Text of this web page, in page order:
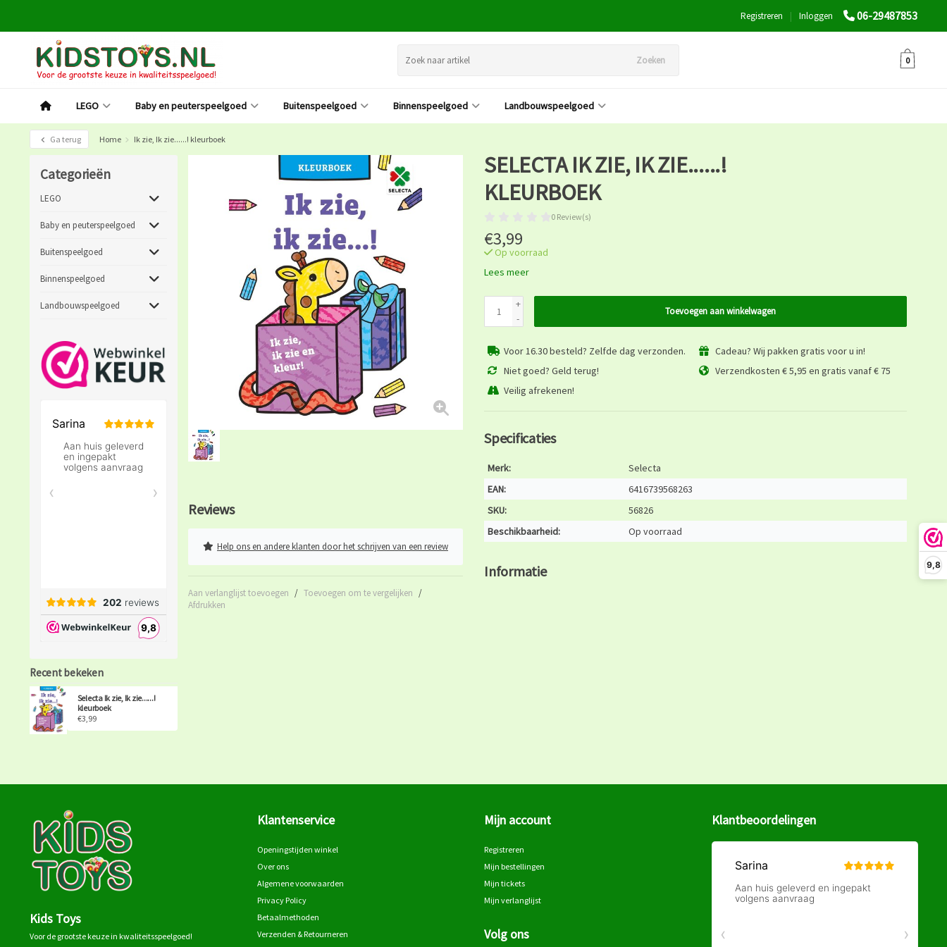
9,8
06-29487853
Inloggen
|
Registreren
Zoeken 0
LEGO Baby en peuterspeelgoed Buitenspeelgoed Binnenspeelgoed Landbouwspeelgoed
Ga terug Home Ik zie, Ik zie......! kleurboek
Categorieën
LEGO
Baby en peuterspeelgoed
Buitenspeelgoed
Binnenspeelgoed
Landbouwspeelgoed
Recent bekeken
Selecta Ik zie, Ik zie......!
kleurboek
€3,99
Reviews
Help ons en andere klanten door het schrijven van een review
Aan verlanglijst toevoegen / Toevoegen om te vergelijken /
Afdrukken
SELECTA IK ZIE, IK ZIE......!
KLEURBOEK
0 Review(s)
€3,99
Op voorraad
Lees meer
+
-
Toevoegen aan winkelwagen
Voor 16.30 besteld? Zelfde dag verzonden.
Cadeau? Wij pakken gratis voor u in!
Niet goed? Geld terug!
Verzendkosten € 5,95 en gratis vanaf € 75
Veilig afrekenen!
Specificaties
Merk:
Selecta
EAN:
6416739568263
SKU:
56826
Beschikbaarheid:
Op voorraad
Informatie
Kids Toys
Voor de grootste keuze in kwaliteitsspeelgoed!
Klantenservice
Openingstijden winkel
Over ons
Algemene voorwaarden
Privacy Policy
Betaalmethoden
Verzenden & Retourneren
Mijn account
Registreren
Mijn bestellingen
Mijn tickets
Mijn verlanglijst
Volg ons
Klantbeoordelingen